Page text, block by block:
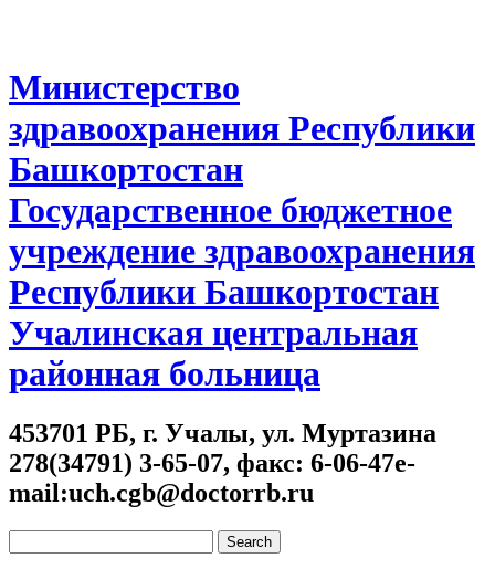
Министерство
здравоохранения Республики
Башкортостан
Государственное бюджетное
учреждение здравоохранения
Республики Башкортостан
Учалинская центральная
районная больница
453701 РБ, г. Учалы, ул. Муртазина
278(34791) 3-65-07, факс: 6-06-47e-
mail:uch.cgb@doctorrb.ru